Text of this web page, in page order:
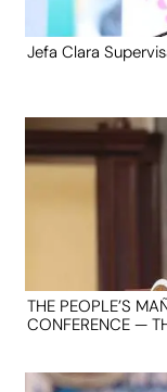
Jefa Clara
THE PEOPLE’S
CONFERENCE —